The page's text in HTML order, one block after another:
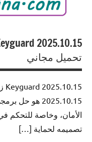
تحميل مجاني
2025.10.15
الأمان، وخاصة للتحكم
تصميمه لحماية […]